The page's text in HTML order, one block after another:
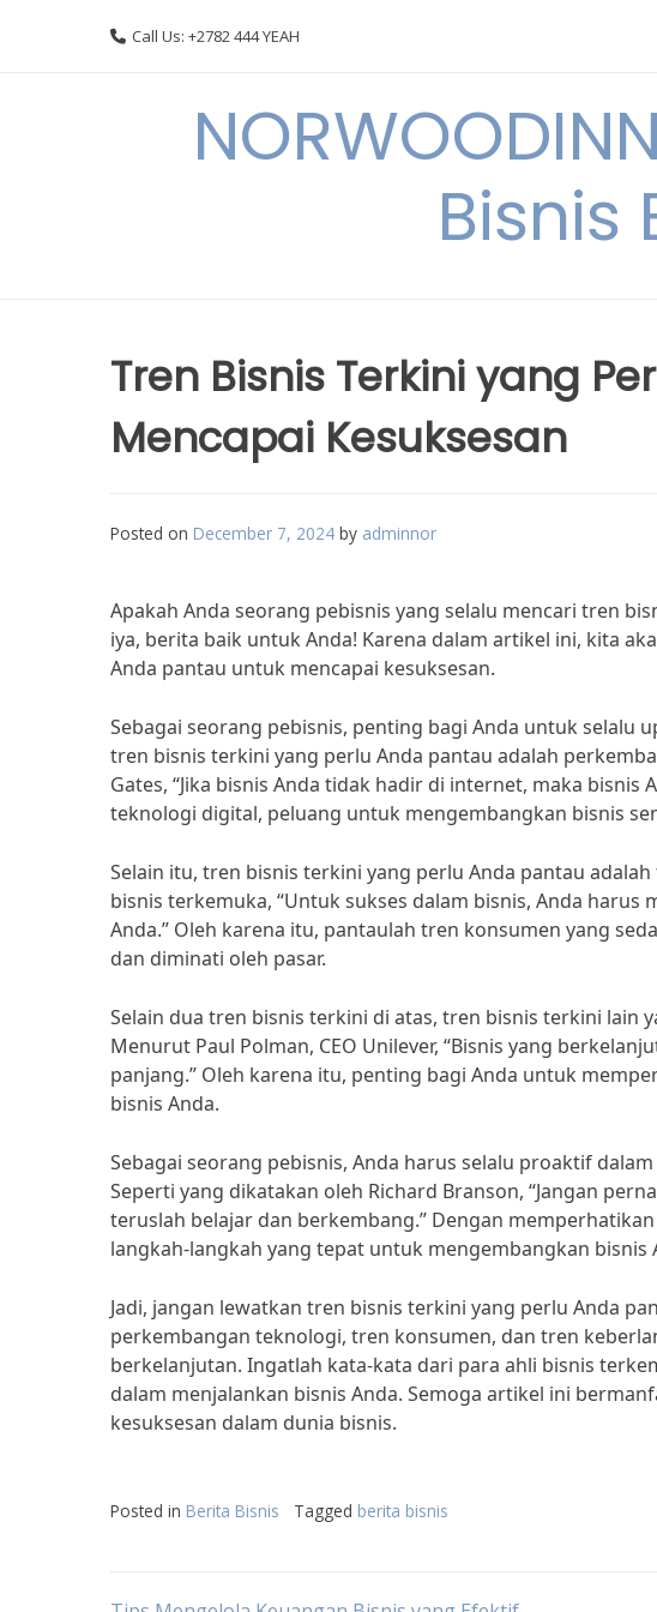
Call Us: +2782 444 YEAH
Bisnis
Tren Bisnis Terkini yang
Mencapai Kesuksesan
Posted on December 7, 2024 by adminnor
Apakah Anda seorang pebisnis yang selalu mencari tren
iya, berita baik untuk Anda! Karena dalam artikel ini, kita
Anda pantau untuk mencapai kesuksesan.
Sebagai seorang pebisnis, penting bagi Anda untuk selalu
tren bisnis terkini yang perlu Anda pantau adalah
Gates, “Jika bisnis Anda tidak hadir di internet, maka bisnis
teknologi digital, peluang untuk mengembangkan bisnis
Selain itu, tren bisnis terkini yang perlu Anda pantau
bisnis terkemuka, “Untuk sukses dalam bisnis, Anda
Anda.” Oleh karena itu, pantaulah tren konsumen yang
dan diminati oleh pasar.
Selain dua tren bisnis terkini di atas, tren bisnis terkini lain
Menurut Paul Polman, CEO Unilever, “Bisnis yang
panjang.” Oleh karena itu, penting bagi Anda untuk
bisnis Anda.
Sebagai seorang pebisnis, Anda harus selalu proaktif
Seperti yang dikatakan oleh Richard Branson, “Jangan
teruslah belajar dan berkembang.” Dengan
langkah-langkah yang tepat untuk mengembangkan bisnis
Jadi, jangan lewatkan tren bisnis terkini yang perlu Anda
perkembangan teknologi, tren konsumen, dan tren
berkelanjutan. Ingatlah kata-kata dari para ahli bisnis
dalam menjalankan bisnis Anda. Semoga artikel ini
kesuksesan dalam dunia bisnis.
Posted in Berita Bisnis Tagged berita bisnis